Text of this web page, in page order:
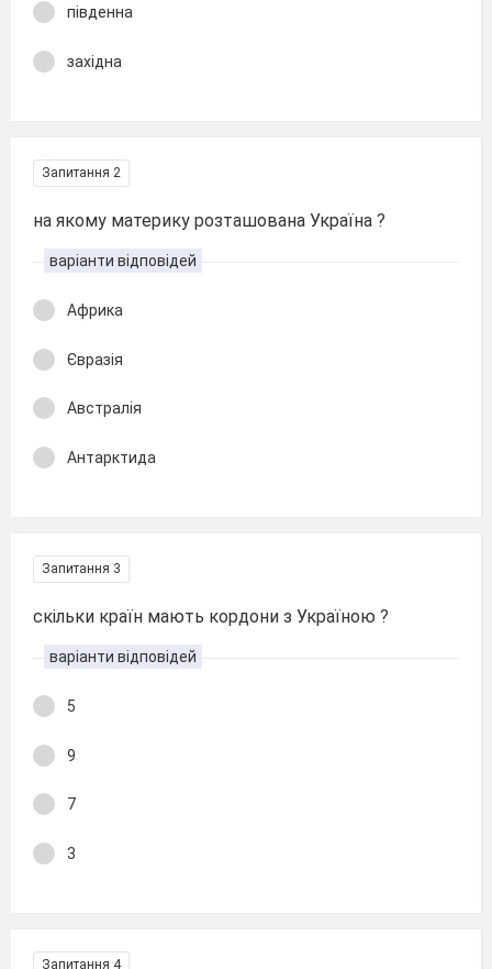
південна
західна
Запитання 2
на якому материку розташована Україна ?
варіанти відповідей
Африка
Євразія
Австралія
Антарктида
Запитання 3
скільки країн мають кордони з Україною ?
варіанти відповідей
5
9
7
3
Запитання 4